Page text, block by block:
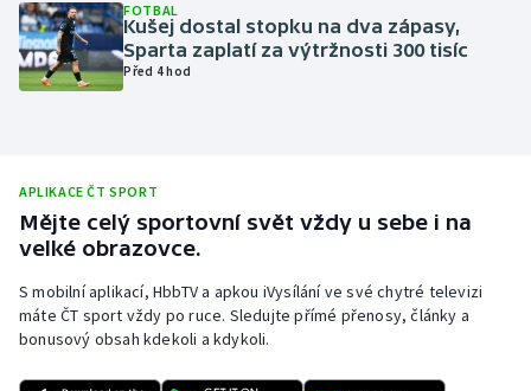
Parasport
Plavání
Rychlostní kanoistika
Short track
FOTBAL
Kušej dostal stopku na dva zápasy,
Sparta zaplatí za výtržnosti 300 tisíc
Před 4 hod
APLIKACE ČT SPORT
Mějte celý sportovní svět vždy u sebe i na
velké obrazovce.
S mobilní aplikací, HbbTV a apkou iVysílání ve své chytré televizi
máte ČT sport vždy po ruce. Sledujte přímé přenosy, články a
bonusový obsah kdekoli a kdykoli.